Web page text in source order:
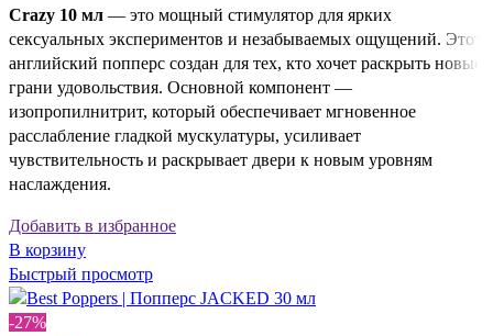
Crazy 10 мл — это мощный стимулятор для ярких
сексуальных экспериментов и незабываемых ощущений. Этот
английский попперс создан для тех, кто хочет раскрыть новые
грани удовольствия. Основной компонент —
изопропилнитрит, который обеспечивает мгновенное
расслабление гладкой мускулатуры, усиливает
чувствительность и раскрывает двери к новым уровням
наслаждения.
Добавить в избранное
В корзину
Быстрый просмотр
-27%